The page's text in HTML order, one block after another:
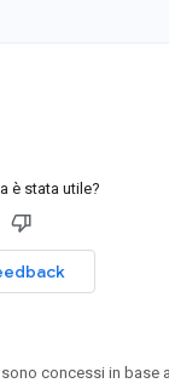
è stata utile?
concessi in base